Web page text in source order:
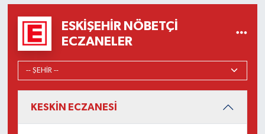
ESKIŞEHIR NÖBETÇI
ECZANELER
KESKİN ECZANESİ